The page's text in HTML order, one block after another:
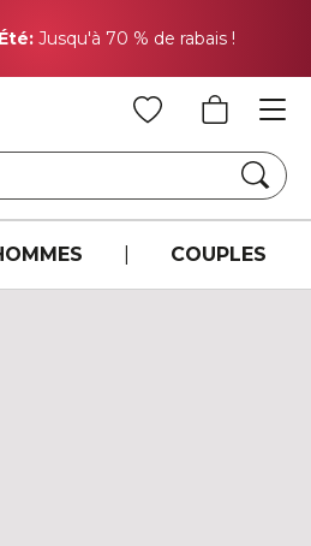
Jusqu'à 70 % de rabais !
COUPLES